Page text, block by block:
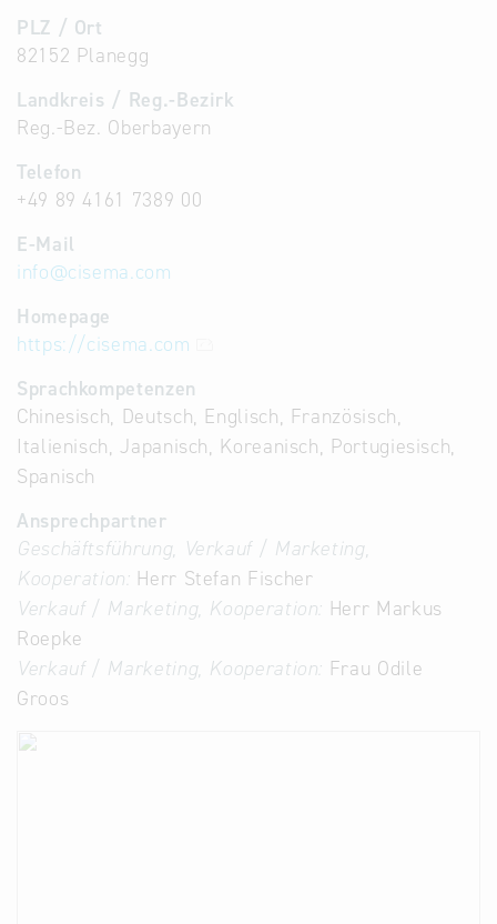
PLZ / Ort
82152 Planegg
Landkreis / Reg.-Bezirk
Reg.-Bez. Oberbayern
Telefon
+49 89 4161 7389 00
E-Mail
info@cisema.com
Homepage
https://cisema.com
Sprachkompetenzen
Chinesisch, Deutsch, Englisch, Französisch,
Italienisch, Japanisch, Koreanisch, Portugiesisch,
Spanisch
Ansprechpartner
Geschäftsführung, Verkauf / Marketing,
Kooperation: Herr Stefan Fischer
Verkauf / Marketing, Kooperation: Herr Markus
Roepke
Verkauf / Marketing, Kooperation: Frau Odile
Groos